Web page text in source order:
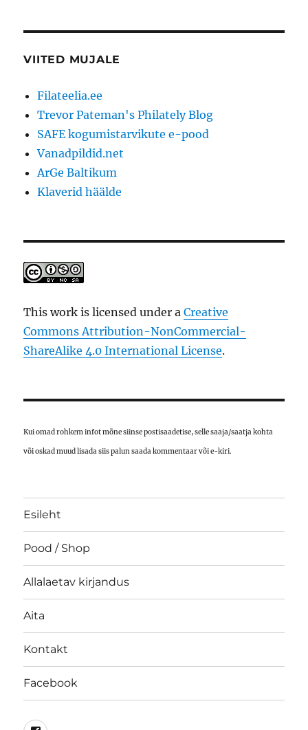
VIITED MUJALE
Filateelia.ee
Trevor Pateman's Philately Blog
SAFE kogumistarvikute e-pood
Vanadpildid.net
ArGe Baltikum
Klaverid häälde
This work is licensed under aCreative
Commons Attribution-NonCommercial-
ShareAlike 4.0 International License.
Kui omad rohkem infot mõne siinse postisaadetise, selle saaja/saatja kohta
või oskad muud lisada siis palun saada kommentaar või e-kiri.
Esileht
Pood / Shop
Allalaetav kirjandus
Aita
Kontakt
Facebook